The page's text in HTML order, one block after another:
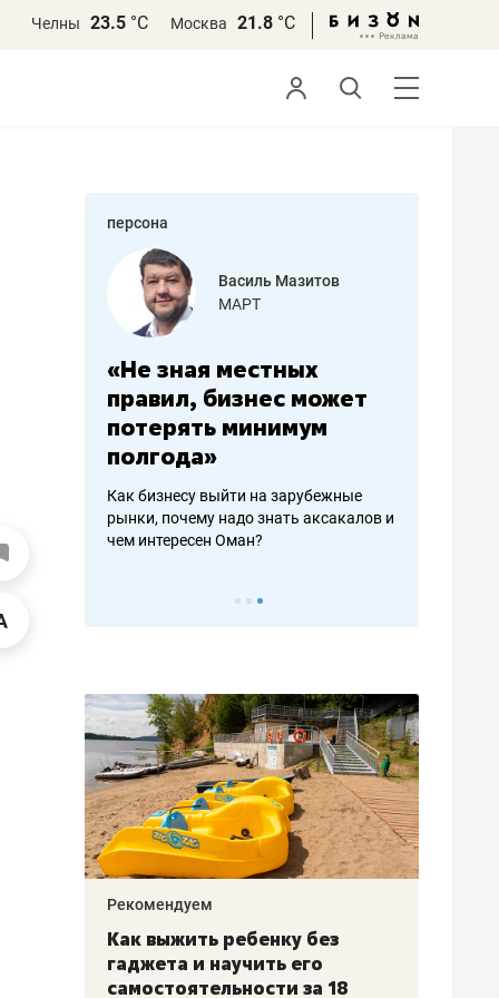
Челны 23.5 °С Москва 21.8 °С
персона
Василь Мазитов
МАРТ
«Не зная местных
правил, бизнес может
потерять минимум
полгода»
Как бизнесу выйти на зарубежные
рынки, почему надо знать аксакалов и
чем интересен Оман?
–
Рекомендуем
Как выжить ребенку без
гаджета и научить его
самостоятельности за 18